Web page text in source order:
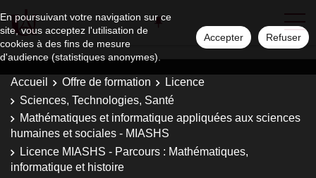
En poursuivant votre navigation sur ce
site, vous acceptez l'utilisation de
cookies à des fins de mesure
d'audience (statistiques anonymes).
Accepter Refuser
Accueil Offre de formation
Licence
Sciences, Technologies, Santé
Mathématiques et informatique appliquées aux sciences
humaines et sociales - MIASHS
Licence MIASHS - Parcours : Mathématiques,
informatique et histoire